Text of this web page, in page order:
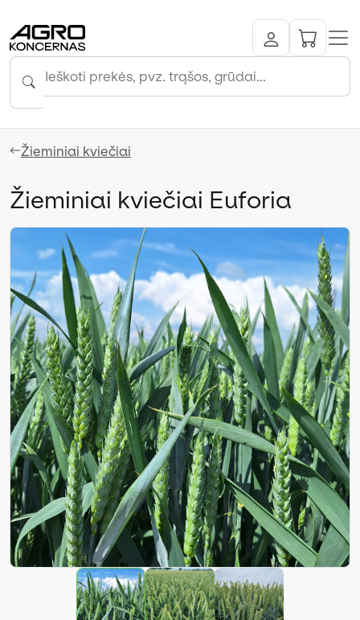
Žieminiai kviečiai
Žieminiai kviečiai Euforia